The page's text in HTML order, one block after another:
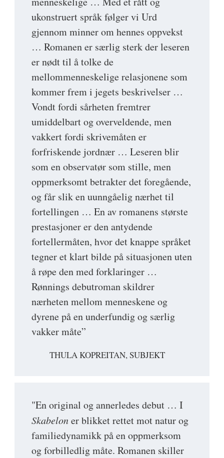
ukonstruert språk følger vi Urd
gjennom minner om hennes oppvekst
… Romanen er særlig sterk der leseren
er nødt til å tolke de
mellommenneskelige relasjonene som
kommer frem i jegets beskrivelser …
Vondt fordi sårheten fremtrer
umiddelbart og overveldende, men
vakkert fordi skrivemåten er
forfriskende jordnær … Leseren blir
som en observatør som stille, men
oppmerksomt betrakter det foregående,
og får slik en uunngåelig nærhet til
fortellingen … En av romanens største
prestasjoner er den antydende
fortellermåten, hvor det knappe språket
tegner et klart bilde på situasjonen uten
å røpe den med forklaringer …
Rønnings debutroman skildrer
nærheten mellom menneskene og
dyrene på en underfundig og særlig
vakker måte”
THULA KOPREITAN, SUBJEKT
"En original og annerledes debut … I
Skabeloner blikket rettet mot natur og
familiedynamikk på en oppmerksom
og forbilledlig måte. Romanen skiller